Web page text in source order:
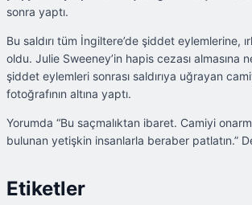
sonra yaptı.
Bu saldırı tüm İngiltere’de şiddet eylemlerine,
oldu. Julie Sweeney’in hapis cezası almasına
şiddet eylemleri sonrası saldırıya uğrayan
fotoğrafının altına yaptı.
Yorumda “Bu saçmalıktan ibaret. Camiyi
bulunan yetişkin insanlarla beraber patlatın.”
Etiketler